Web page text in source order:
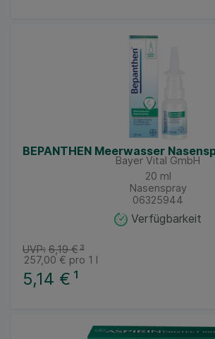
BEPANTHEN Meerwasser
Bayer Vital GmbH
20 ml
Nasenspray
06325944
Verfügbarkeit
5,14 € ¹
UVP: 6,19 €³
257,00 € pro 1 l